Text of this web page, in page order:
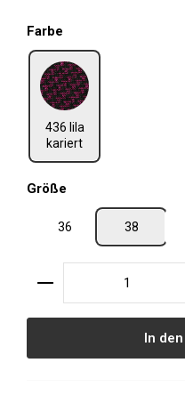
Farbe
436 lila
kariert
436 lila kariert
Größe
36 38
Produkt Anzahl: Gib
In